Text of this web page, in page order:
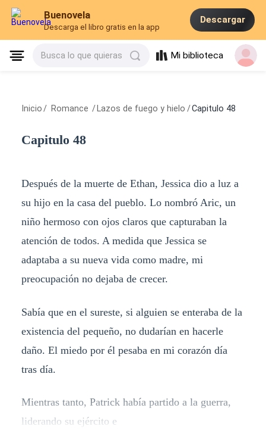
Buenovela
Descarga el libro gratis en la app
Descargar
Busca lo que quieras Mi biblioteca
Inicio / Romance / Lazos de fuego y hielo /Capitulo 48
Capitulo 48
Después de la muerte de Ethan, Jessica dio a luz a
su hijo en la casa del pueblo. Lo nombró Aric, un
niño hermoso con ojos claros que capturaban la
atención de todos. A medida que Jessica se
adaptaba a su nueva vida como madre, mi
preocupación no dejaba de crecer.
Sabía que en el sureste, si alguien se enteraba de la
existencia del pequeño, no dudarían en hacerle
daño. El miedo por él pesaba en mi corazón día
tras día.
Mientras tanto, Patrick había partido a la guerra,
liderando su ejército e